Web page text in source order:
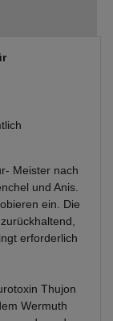
Meister nach
und Anis.
ein. Die
erforderlich
Thujon
Wermuth